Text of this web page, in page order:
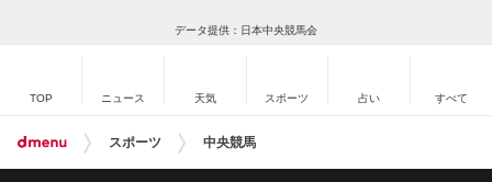
データ提供：日本中央競馬会
TOP ニュース 天気 スポーツ 占い すべて
スポーツ 中央競馬